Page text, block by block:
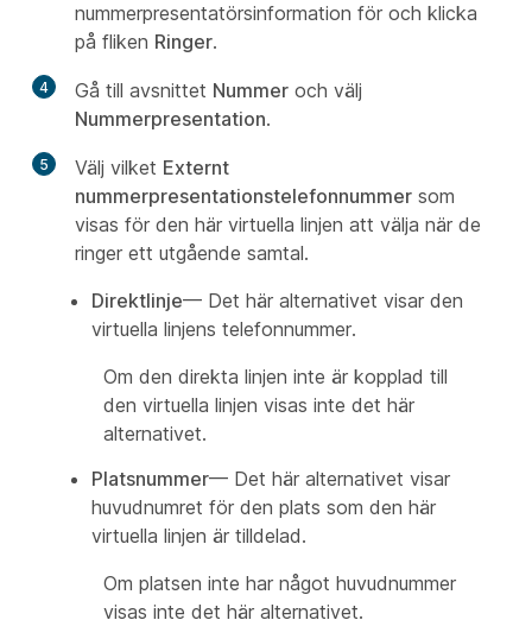
nummerpresentatörsinformation för och klicka
på fliken Ringer.
4 Gå till avsnittet Nummer och välj
Nummerpresentation.
5 Välj vilket Externt
nummerpresentationstelefonnummer som
visas för den här virtuella linjen att välja när de
ringer ett utgående samtal.
Direktlinje— Det här alternativet visar den
virtuella linjens telefonnummer.
Om den direkta linjen inte är kopplad till
den virtuella linjen visas inte det här
alternativet.
Platsnummer— Det här alternativet visar
huvudnumret för den plats som den här
virtuella linjen är tilldelad.
Om platsen inte har något huvudnummer
visas inte det här alternativet.